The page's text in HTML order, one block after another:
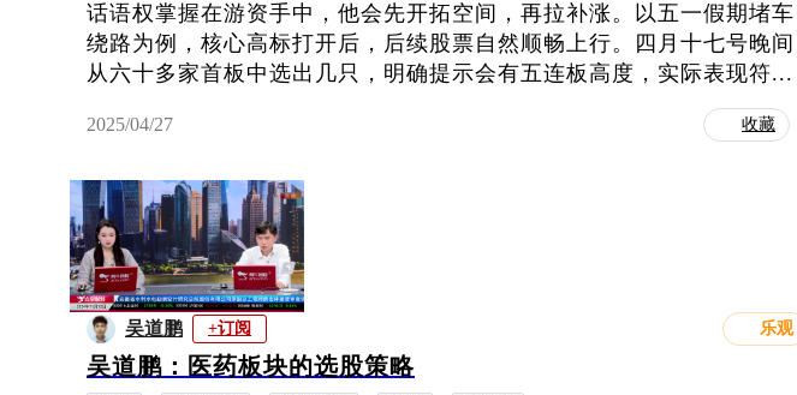
话语权掌握在游资手中，他会先开拓空间，再拉补涨。以五一假期堵车
绕路为例，核心高标打开后，后续股票自然顺畅上行。四月十七号晚间
从六十多家首板中选出几只，明确提示会有五连板高度，实际表现符...
2025/04/27 收藏
吴道鹏 +订阅 乐观
吴道鹏：医药板块的选股策略